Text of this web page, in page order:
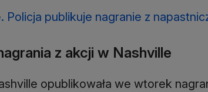
Policja publikuje nagranie z
z akcji w Nashville
opublikowała we wtorek